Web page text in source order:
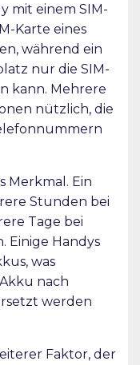
mit einem SIM-
Karte eines
während ein
nur die SIM-
kann. Mehrere
nützlich, die
Merkmal. Ein
Stunden bei
Tage bei
Einige Handys
was
nach
werden
Faktor, der